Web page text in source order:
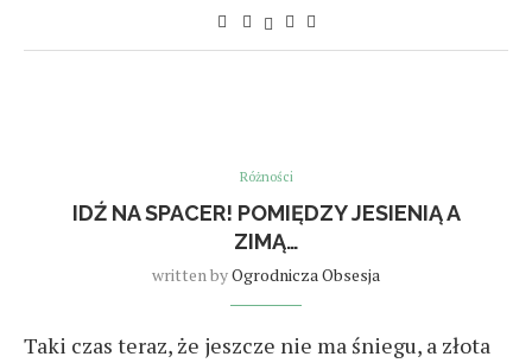
Różności
IDŹ NA SPACER! POMIĘDZY JESIENIĄ A
ZIMĄ…
written byOgrodnicza Obsesja
Taki czas teraz, że jeszcze nie ma śniegu, a złota